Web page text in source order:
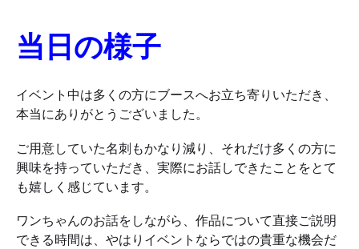
当日の様子
イベント中は多くの方にブースへお立ち寄りいただき、
本当にありがとうございました。
ご用意していた名刺もかなり減り、それだけ多くの方に
興味を持っていただき、実際にお話しできたことをとて
も嬉しく感じています。
ワンちゃんのお話をしながら、作品について直接ご説明
できる時間は、やはりイベントならではの貴重な機会だ